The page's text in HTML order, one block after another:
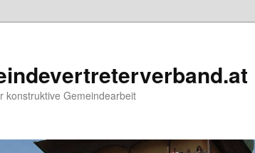
konstruktive Gemeindearbeit